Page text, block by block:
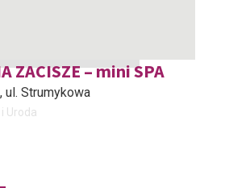
ZACISZE – mini SPA
, ul. Strumykowa
Uroda